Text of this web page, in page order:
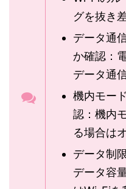
グを抜き
データ通
か確認：
データ通
機内モー
認：機内
る場合は
データ制
データ容